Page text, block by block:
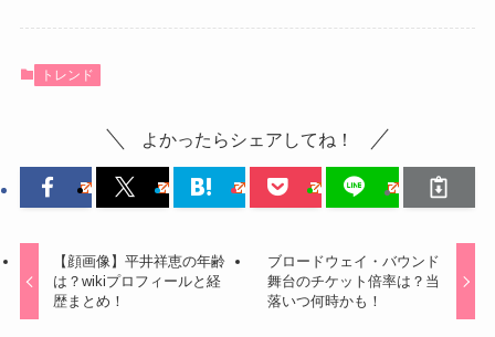
トレンド
よかったらシェアしてね！
【顔画像】平井祥恵の年齢
は？wikiプロフィールと経
歴まとめ！
ブロードウェイ・バウンド
舞台のチケット倍率は？当
落いつ何時かも！